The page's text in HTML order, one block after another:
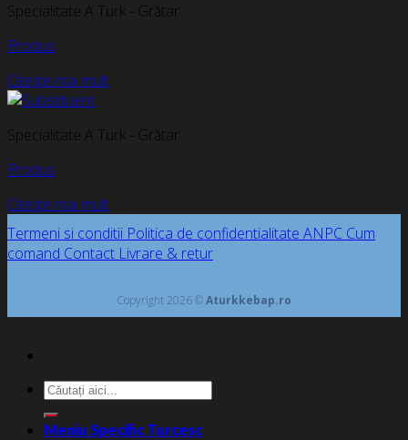
Specialitate A Turk - Grătar
Produs
Citește mai mult
Specialitate A Turk - Grătar
Produs
Citește mai mult
Termeni si conditii Politica de confidentialitate ANPC Cum
comand Contact Livrare & retur
Copyright 2026 ©Aturkkebap.ro
Caută
după:
Meniu Specific Turcesc